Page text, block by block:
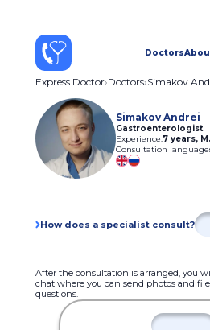
Doctors
Express Doctor Doctors Simakov
Simakov Andrei
Gastroenterologist
Experience:7 years,
Consultation
How does a specialist consult?
After the consultation is arranged, you
chat where you can send photos and
questions.